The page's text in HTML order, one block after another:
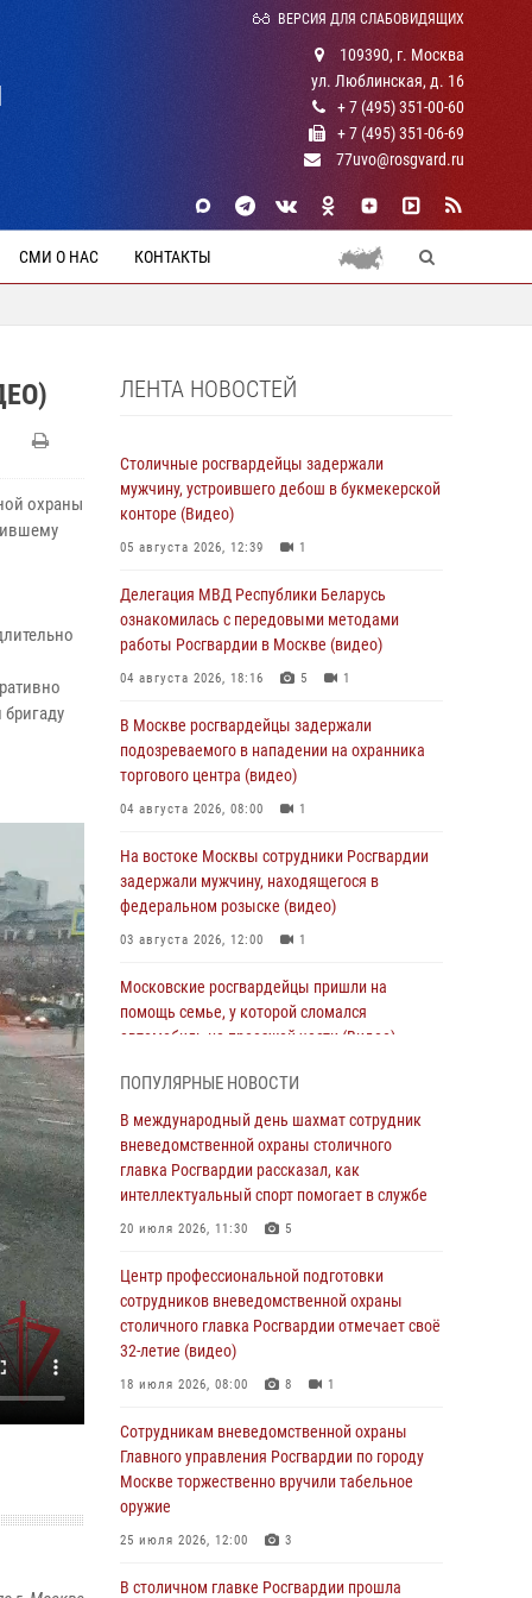
ВЕРСИЯ ДЛЯ СЛАБОВИДЯЩИХ
109390, г. Москва
ул. Люблинская, д. 16
+ 7 (495) 351-00-60
+ 7 (495) 351-06-69
77uvo@rosgvard.ru
СМИ О НАС КОНТАКТЫ
охраны
ЛЕНТА НОВОСТЕЙ
Столичные росгвардейцы задержали
мужчину, устроившего дебош в букмекерской
конторе (Видео)
05 августа 2026, 12:39 1
Делегация МВД Республики Беларусь
ознакомилась с передовыми методами
работы Росгвардии в Москве (видео)
04 августа 2026, 18:16 5 1
В Москве росгвардейцы задержали
подозреваемого в нападении на охранника
торгового центра (видео)
04 августа 2026, 08:00 1
На востоке Москвы сотрудники Росгвардии
задержали мужчину, находящегося в
федеральном розыске (видео)
03 августа 2026, 12:00 1
Московские росгвардейцы пришли на
помощь семье, у которой сломался
автомобиль на проезжей части (Видео)
На Поклонной горе росгвардейцы
познакомили школьников из клуба «Лето
Побед» со службой вневедомственной
охраны (Видео)
01 августа 2026, 12:00
Столичные росгвардейцы почтили память
российских воинов, погибших в Первой
мировой войне
01 августа 2026, 12:00
мужчине с глубокой раной ноги (видео)
31 июля 2026, 14:00 1
Московские росгвардейцы предотвратили
кражи в магазинах столицы (видео)
ПОПУЛЯРНЫЕ НОВОСТИ
В международный день шахмат сотрудник
вневедомственной охраны столичного
главка Росгвардии рассказал, как
интеллектуальный спорт помогает в службе
20 июля 2026, 11:30 5
Центр профессиональной подготовки
сотрудников вневедомственной охраны
столичного главка Росгвардии отмечает своё
32-летие (видео)
18 июля 2026, 08:00 8 1
Сотрудникам вневедомственной охраны
Главного управления Росгвардии по городу
Москве торжественно вручили табельное
оружие
25 июля 2026, 12:00 3
В столичном главке Росгвардии прошла